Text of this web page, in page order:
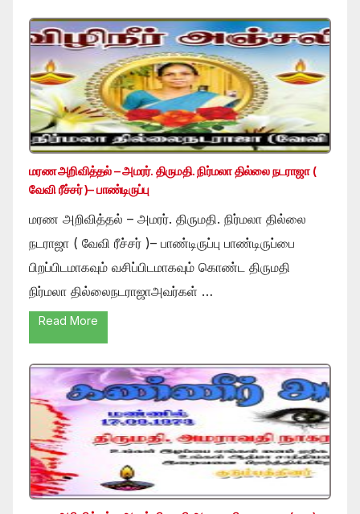
மரண அறிவித்தல் – அமரர். திருமதி. நிர்மலா தில்லை நடராஜா (
வேவி ரீச்சர் )– பாண்டிருப்பு
மரண அறிவித்தல் – அமரர். திருமதி. நிர்மலா தில்லை
நடராஜா ( வேவி ரீச்சர் )– பாண்டிருப்பு பாண்டிருப்பை
பிறப்பிடமாகவும் வசிப்பிடமாகவும் கொண்ட திருமதி
நிர்மலா தில்லைநடராஜாஅவர்கள் …
Read More